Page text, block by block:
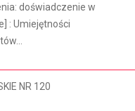
doświadczenie w
: Umiejętności
NR 120